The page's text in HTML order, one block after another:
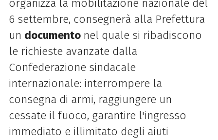
organizza la mobilitazione nazionale del
6 settembre, consegnerà alla Prefettura
un documento nel quale si ribadiscono
le richieste avanzate dalla
Confederazione sindacale
internazionale: interrompere la
consegna di armi, raggiungere un
cessate il fuoco, garantire l'ingresso
immediato e illimitato degli aiuti